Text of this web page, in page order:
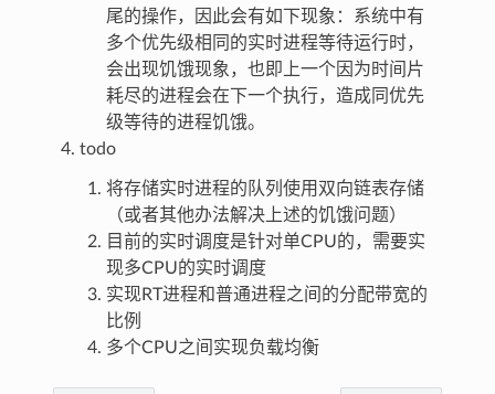
尾的操作，因此会有如下现象：系统中有
多个优先级相同的实时进程等待运行时，
会出现饥饿现象，也即上一个因为时间片
耗尽的进程会在下一个执行，造成同优先
级等待的进程饥饿。
todo
将存储实时进程的队列使用双向链表存储
（或者其他办法解决上述的饥饿问题）
目前的实时调度是针对单CPU的，需要实
现多CPU的实时调度
实现RT进程和普通进程之间的分配带宽的
比例
多个CPU之间实现负载均衡